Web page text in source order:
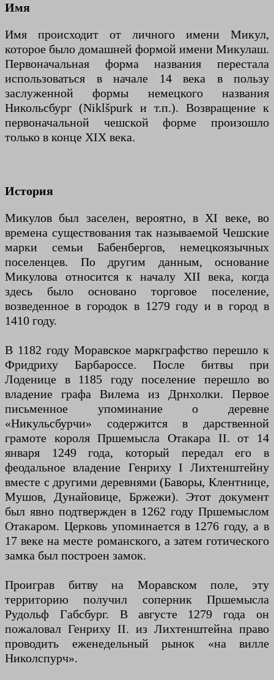
Имя
Имя происходит от личного имени Микул,
которое было домашней формой имени Микулаш.
Первоначальная форма названия перестала
использоваться в начале 14 века в пользу
заслуженной формы немецкого названия
Никольсбург (Niklšpurk и т.п.). Возвращение к
первоначальной чешской форме произошло
только в конце XIX века.
История
Микулов был заселен, вероятно, в XI веке, во
времена существования так называемой Чешские
марки семьи Бабенбергов, немецкоязычных
поселенцев. По другим данным, основание
Микулова относится к началу XII века, когда
здесь было основано торговое поселение,
возведенное в городок в 1279 году и в город в
1410 году.
В 1182 году Моравское маркграфство перешло к
Фридриху Барбароссе. После битвы при
Лоденице в 1185 году поселение перешло во
владение графа Вилема из Дрнхолки. Первое
письменное упоминание о деревне
«Никульсбурчи» содержится в дарственной
грамоте короля Пршемысла Отакара II. от 14
января 1249 года, который передал его в
феодальное владение Генриху I Лихтенштейну
вместе с другими деревнями (Баворы, Клентнице,
Мушов, Дунайовице, Бржежи). Этот документ
был явно подтвержден в 1262 году Пршемыслом
Отакаром. Церковь упоминается в 1276 году, а в
17 веке на месте романского, а затем готического
замка был построен замок.
Проиграв битву на Моравском поле, эту
территорию получил соперник Пршемысла
Рудольф Габсбург. В августе 1279 года он
пожаловал Генриху II. из Лихтенштейна право
проводить еженедельный рынок «на вилле
Николспурч».